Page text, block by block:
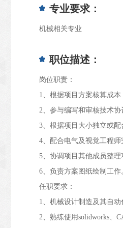
专业要求：
机械相关专业
职位描述：
岗位职责：
1、根据项目方案核算成本
2、参与编写和审核技术协
3、根据项目大小独立或
4、配合电气及视觉工程师
5、协调项目其他成员整理
6、负责方案图纸绘制工作
任职要求：
1、机械设计制造及其自
2、熟练使用solidworks、